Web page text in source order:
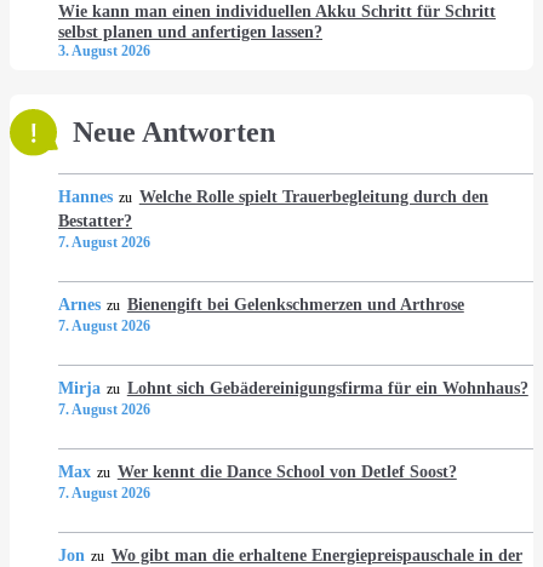
Wie kann man einen individuellen Akku Schritt für Schritt
selbst planen und anfertigen lassen?
3. August 2026
Neue Antworten
Hannes zu Welche Rolle spielt Trauerbegleitung durch den
Bestatter?
7. August 2026
Arnes zu Bienengift bei Gelenkschmerzen und Arthrose
7. August 2026
Mirja zu Lohnt sich Gebädereinigungsfirma für ein Wohnhaus?
7. August 2026
Max zu Wer kennt die Dance School von Detlef Soost?
7. August 2026
Jon zu Wo gibt man die erhaltene Energiepreispauschale in der